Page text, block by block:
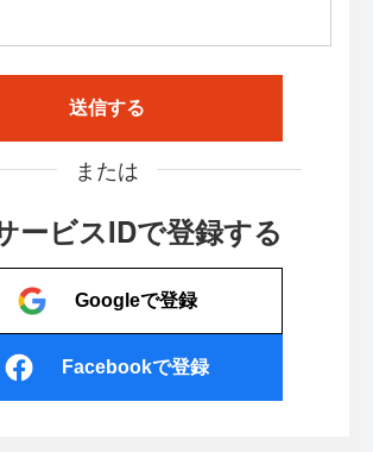
送信する
または
ービスIDで登録する
Googleで登録
Facebookで登録